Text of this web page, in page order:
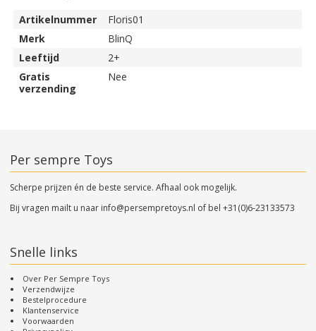
Artikelnummer
Floris01
Merk
BlinQ
Leeftijd
2+
Gratis
verzending
Nee
Per sempre Toys
Scherpe prijzen én de beste service. Afhaal ook mogelijk.
Bij vragen mailt u naar info@persempretoys.nl of bel+31(0)6-23133573
Snelle links
Over Per Sempre Toys
Verzendwijze
Bestelprocedure
Klantenservice
Voorwaarden